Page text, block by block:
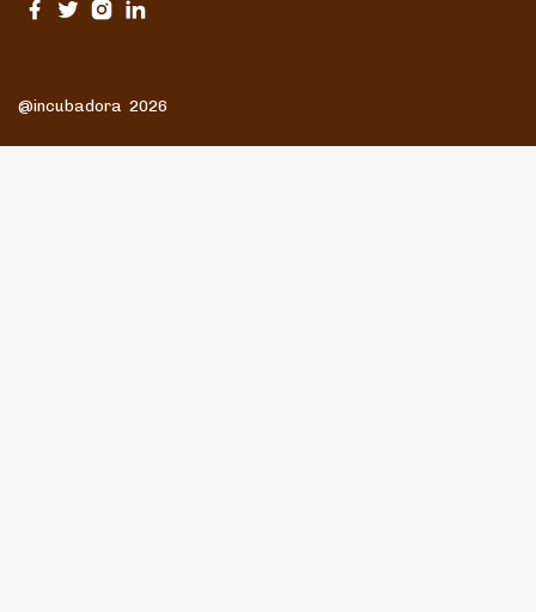
@incubadora 2026